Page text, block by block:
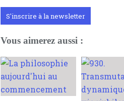
S'inscrire à la newsletter
Vous aimerez aussi :